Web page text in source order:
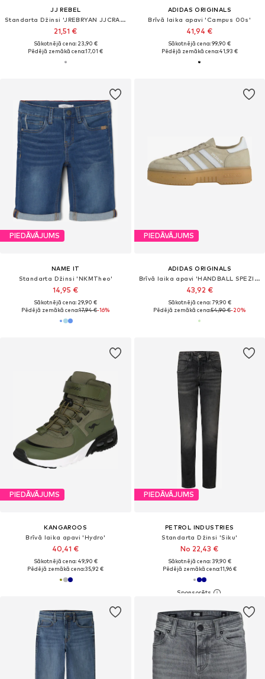
JJ REBEL
Standarta Džinsi 'JREBRYAN JJCRAFT'
21,51 €
Sākotnējā cena: 23,90 €
Pēdējā zemākā cena:17,01 €
ADIDAS ORIGINALS
Brīvā laika apavi 'Campus 00s'
41,94 €
Sākotnējā cena: 99,90 €
Pēdējā zemākā cena:41,93 €
PIEDĀVĀJUMS
NAME IT
Standarta Džinsi 'NKMTheo'
14,95 €
Sākotnējā cena: 29,90 €
Pēdējā zemākā cena:17,94 €-16%
PIEDĀVĀJUMS
ADIDAS ORIGINALS
Brīvā laika apavi 'HANDBALL SPEZIAL BOLD'
43,92 €
Sākotnējā cena: 79,90 €
Pēdējā zemākā cena:54,90 €-20%
PIEDĀVĀJUMS
KANGAROOS
Brīvā laika apavi 'Hydro'
40,41 €
Sākotnējā cena: 49,90 €
Pēdējā zemākā cena:35,92 €
PIEDĀVĀJUMS
PETROL INDUSTRIES
Standarta Džinsi 'Siku'
No 22,43 €
Sākotnējā cena: 39,90 €
Pēdējā zemākā cena:11,96 €